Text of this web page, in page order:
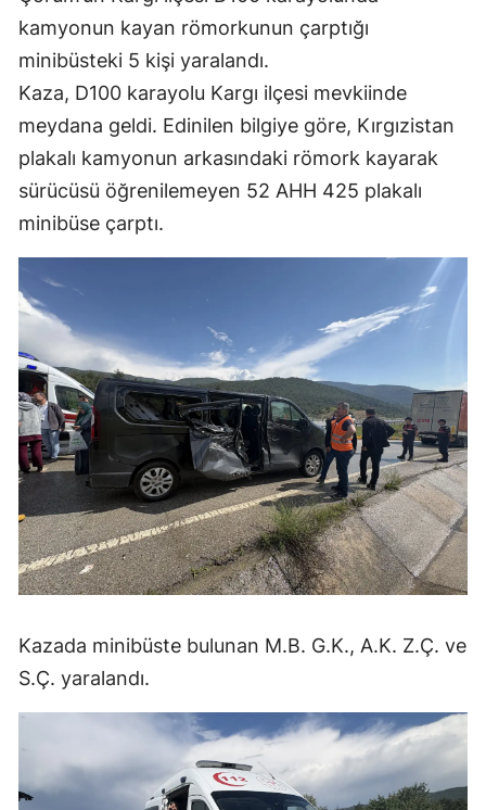
Eskişehir
Gaziantep
Giresun
Gümüşhane
Hatay
Isparta
Mersin
İstanbul
İzmir
Kars
Kastamonu
Kayseri
Kocaeli
Konya
Kütahya
kamyonun kayan römorkunun çarptığı
minibüsteki 5 kişi yaralandı.
Kaza, D100 karayolu Kargı ilçesi mevkiinde
meydana geldi. Edinilen bilgiye göre, Kırgızistan
plakalı kamyonun arkasındaki römork kayarak
sürücüsü öğrenilemeyen 52 AHH 425 plakalı
minibüse çarptı.
Kazada minibüste bulunan M.B. G.K., A.K. Z.Ç. ve
S.Ç. yaralandı.